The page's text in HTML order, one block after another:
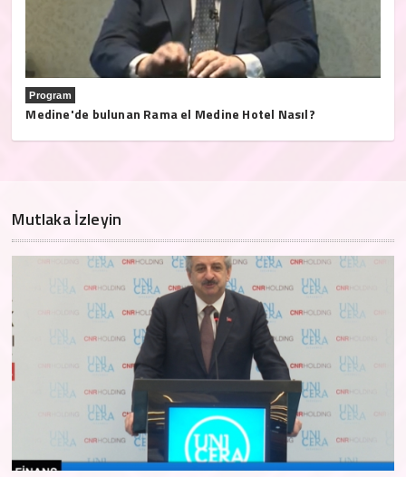
Program
Medine'de bulunan Rama el Medine Hotel Nasıl?
Mutlaka İzleyin